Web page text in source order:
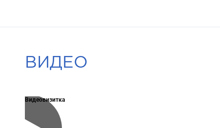
ВИДЕО
Видеовизитка